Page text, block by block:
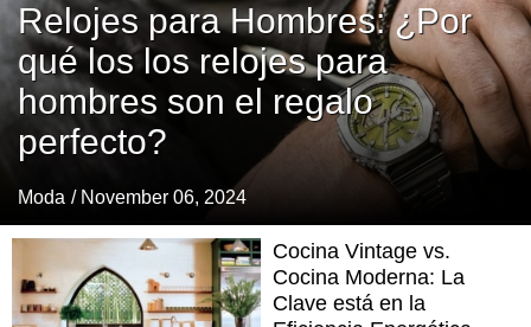
Relojes para Hombres: ¿Por
qué los los relojes para
hombres son el regalo
perfecto?
Moda / November 06, 2024
Cocina Vintage vs.
Cocina Moderna: La
Clave está en la